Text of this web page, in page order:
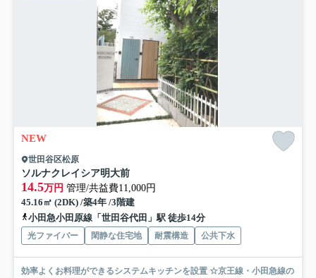
NEW
世田谷区松原
ソルナクレイシア明大前
14.5万円 管理/共益費11,000円
45.16㎡ (2DK) /築4年 /3階建
小田急小田原線「世田谷代田」駅 徒歩14分
光ファイバー 閑静な住宅地 耐震構造 公共下水
効率よくお料理ができるシステムキッチンを設置 ☆京王線・小田急線の